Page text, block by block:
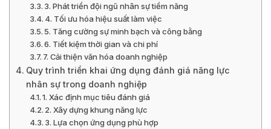
3. Phát triển đội ngũ nhân sự tiềm năng
4. Tối ưu hóa hiệu suất làm việc
5. Tăng cường sự minh bạch và công bằng
6. Tiết kiệm thời gian và chi phí
7. Cải thiện văn hóa doanh nghiệp
Quy trình triển khai ứng dụng đánh giá năng lực
nhân sự trong doanh nghiệp
1. Xác định mục tiêu đánh giá
2. Xây dựng khung năng lực
3. Lựa chọn ứng dụng phù hợp